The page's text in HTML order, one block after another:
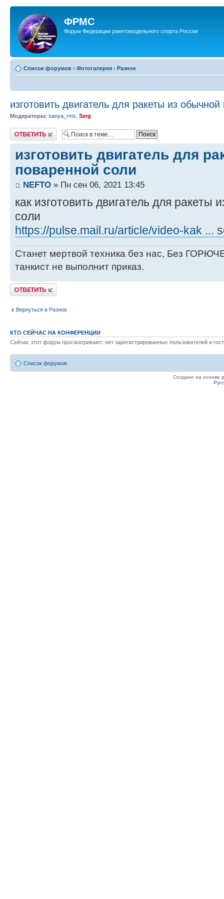
ФРМС
Форум Федерации ракетомодельного спорта России
Список форумов ‹ Фотогалерея ‹ Разное
изготовить двигатель для ракеты из
Модераторы: sanya_rms Serg
Ответить
изготовить двигатель для
поваренной соли
NEFTO » Пн сен 06, 2021 13:45
как изготовить двигатель для ракеты
соли
https://pulse.mail.ru/article/video-kak ...
Станет мертвой техника без нас, Без
танкист не выполнит приказ.
Ответить
Вернуться в Разное
КТО СЕЙЧАС НА КОНФЕРЕНЦИИ
Сейчас этот форум просматривают: нет зарегистрированных пользователей и
Список форумов
Создано на основе